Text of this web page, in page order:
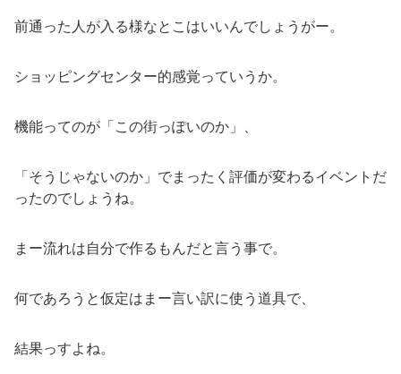
前通った人が入る様なとこはいいんでしょうがー。
ショッピングセンター的感覚っていうか。
機能ってのが「この街っぽいのか」、
「そうじゃないのか」でまったく評価が変わるイベントだ
ったのでしょうね。
まー流れは自分で作るもんだと言う事で。
何であろうと仮定はまー言い訳に使う道具で、
結果っすよね。